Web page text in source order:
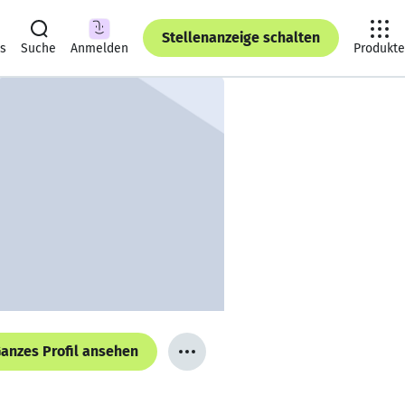
Suche Anmelden
Stellenanzeige schalten
Produkte
Profil ansehen